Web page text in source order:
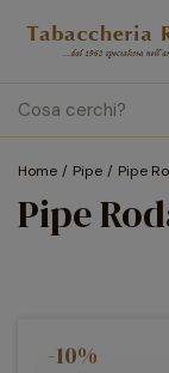
Home Pipe Pipe
Pipe
-10%